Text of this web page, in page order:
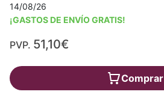
14/08/26
¡GASTOS DE ENVÍO GRATIS!
PVP. 51,10€
Comprar